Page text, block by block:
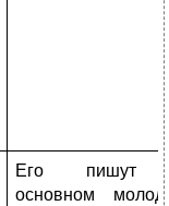
Его пишут
основном